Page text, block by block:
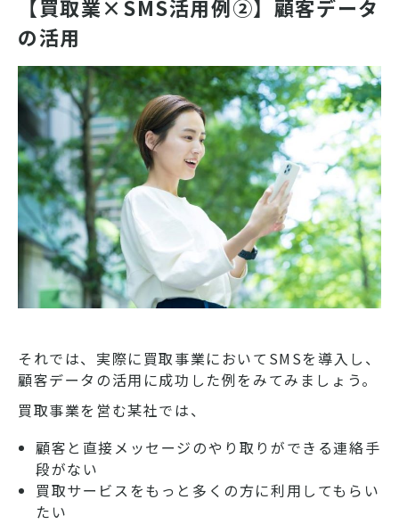
【買取業×SMS活用例②】顧客データ
の活用
それでは、実際に買取事業においてSMSを導入し、
顧客データの活用に成功した例をみてみましょう。
買取事業を営む某社では、
顧客と直接メッセージのやり取りができる連絡手
段がない
買取サービスをもっと多くの方に利用してもらい
たい